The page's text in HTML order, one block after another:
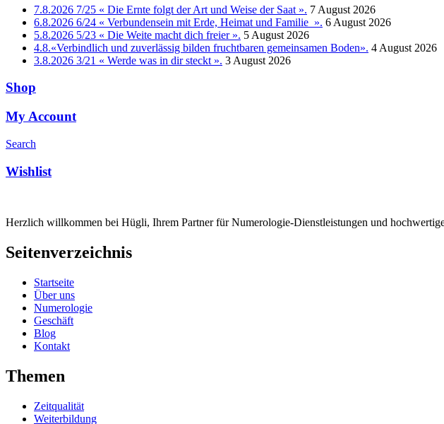
7.8.2026 7/25 « Die Ernte folgt der Art und Weise der Saat ». 7 August 2026
6.8.2026 6/24 « Verbundensein mit Erde, Heimat und Familie ». 6 August 2026
5.8.2026 5/23 « Die Weite macht dich freier ». 5 August 2026
4.8.«Verbindlich und zuverlässig bilden fruchtbaren gemeinsamen Boden». 4 August 2026
3.8.2026 3/21 « Werde was in dir steckt ». 3 August 2026
Shop
My Account
Search
Wishlist
Herzlich willkommen bei Hügli, Ihrem Partner für Numerologie-Dienstleistungen und
Seitenverzeichnis
Startseite
Über uns
Numerologie
Geschäft
Blog
Kontakt
Themen
Zeitqualität
Weiterbildung